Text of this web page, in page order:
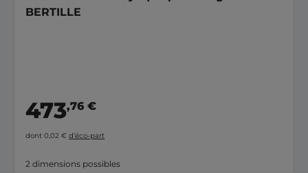
BERTILLE
473,76 €
dont 0,02 € d’éco-part
2 dimensions possibles